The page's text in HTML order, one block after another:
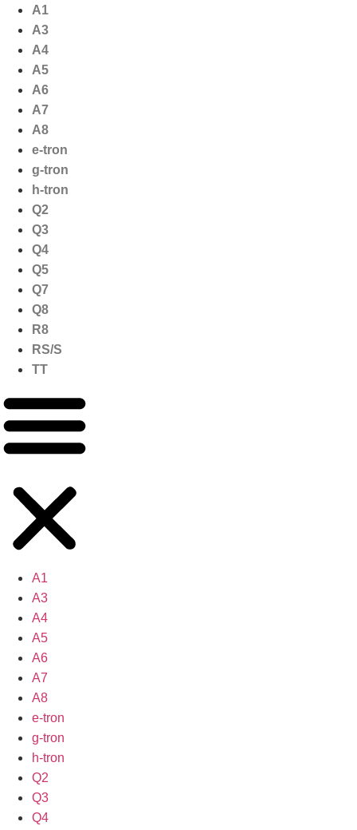
naar
inhoud
A1
A3
A4
A5
A6
A7
A8
e-tron
g-tron
h-tron
Q2
Q3
Q4
Q5
Q7
Q8
R8
RS/S
TT
A1
A3
A4
A5
A6
A7
A8
e-tron
g-tron
h-tron
Q2
Q3
Q4